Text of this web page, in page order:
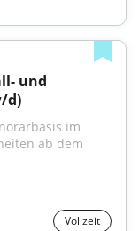
und
d)
im
ab dem
Vollzeit